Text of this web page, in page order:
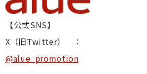
【公式SNS】
X（旧Twitter） ：
@alue_promotion